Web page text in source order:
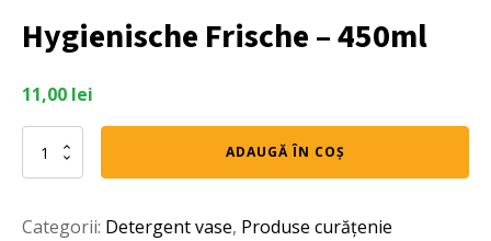
Hygienische Frische – 450ml
11,00 lei
Cantitate
Detergent
Pril
ADAUGĂ ÎN COȘ
Categorii: Detergent vase, Produse curățenie